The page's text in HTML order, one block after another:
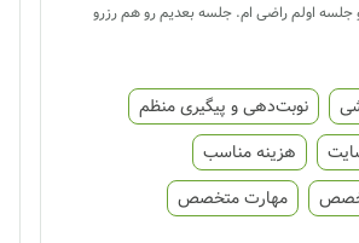
جلسه اولم راضی ام. جلسه بعدیم رو هم رزرو
نوبت‌دهی و پیگیری منظم
هزینه مناسب
مهارت متخصص